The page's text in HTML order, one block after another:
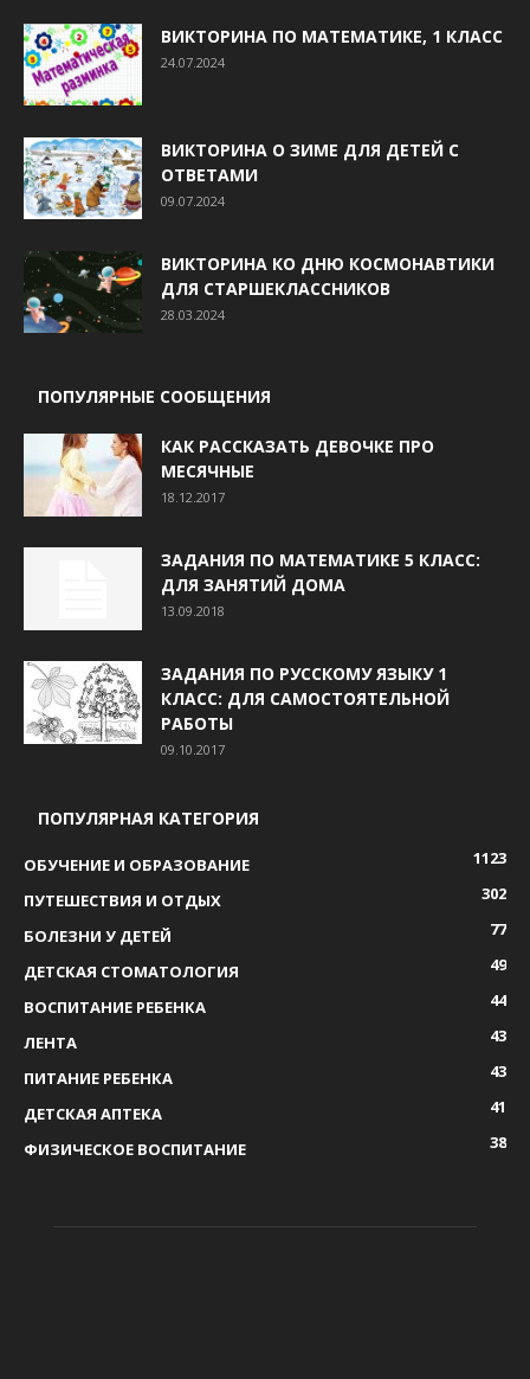
ВИКТОРИНА ПО МАТЕМАТИКЕ, 1 КЛАСС
24.07.2024
ВИКТОРИНА О ЗИМЕ ДЛЯ ДЕТЕЙ С
ОТВЕТАМИ
09.07.2024
ВИКТОРИНА КО ДНЮ КОСМОНАВТИКИ
ДЛЯ СТАРШЕКЛАССНИКОВ
28.03.2024
ПОПУЛЯРНЫЕ СООБЩЕНИЯ
КАК РАССКАЗАТЬ ДЕВОЧКЕ ПРО
МЕСЯЧНЫЕ
18.12.2017
ЗАДАНИЯ ПО МАТЕМАТИКЕ 5 КЛАСС:
ДЛЯ ЗАНЯТИЙ ДОМА
13.09.2018
ЗАДАНИЯ ПО РУССКОМУ ЯЗЫКУ 1
КЛАСС: ДЛЯ САМОСТОЯТЕЛЬНОЙ
РАБОТЫ
09.10.2017
ПОПУЛЯРНАЯ КАТЕГОРИЯ
ОБУЧЕНИЕ И ОБРАЗОВАНИЕ
1123
ПУТЕШЕСТВИЯ И ОТДЫХ
302
БОЛЕЗНИ У ДЕТЕЙ
77
ДЕТСКАЯ СТОМАТОЛОГИЯ
49
ВОСПИТАНИЕ РЕБЕНКА
44
ЛЕНТА
43
ПИТАНИЕ РЕБЕНКА
43
ДЕТСКАЯ АПТЕКА
41
ФИЗИЧЕСКОЕ ВОСПИТАНИЕ
38